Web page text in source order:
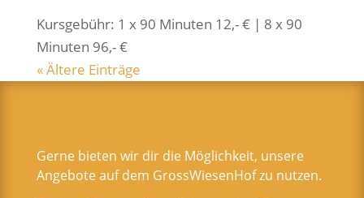
Kurs­ge­bühr: 1 x 90 Minu­ten 12,- € | 8 x 90
Minu­ten 96,- €
« Ältere Einträge
Gerne bieten wir dir die Möglichkeit, unsere
Angebote auf dem GrossWiesenHof zu nutzen.